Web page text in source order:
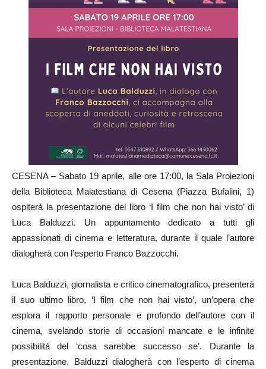
CESENA – Sabato 19 aprile, alle ore 17:00, la Sala Proiezioni
della Biblioteca Malatestiana di Cesena (Piazza Bufalini, 1)
ospiterà la presentazione del libro ‘I film che non hai visto’ di
Luca Balduzzi. Un appuntamento dedicato a tutti gli
appassionati di cinema e letteratura, durante il quale l’autore
dialogherà con l’esperto Franco Bazzocchi.
Luca Balduzzi, giornalista e critico cinematografico, presenterà
il suo ultimo libro, ‘I film che non hai visto’, un’opera che
esplora il rapporto personale e profondo dell’autore con il
cinema, svelando storie di occasioni mancate e le infinite
possibilità del ‘cosa sarebbe successo se’. Durante la
presentazione, Balduzzi dialogherà con l’esperto di cinema